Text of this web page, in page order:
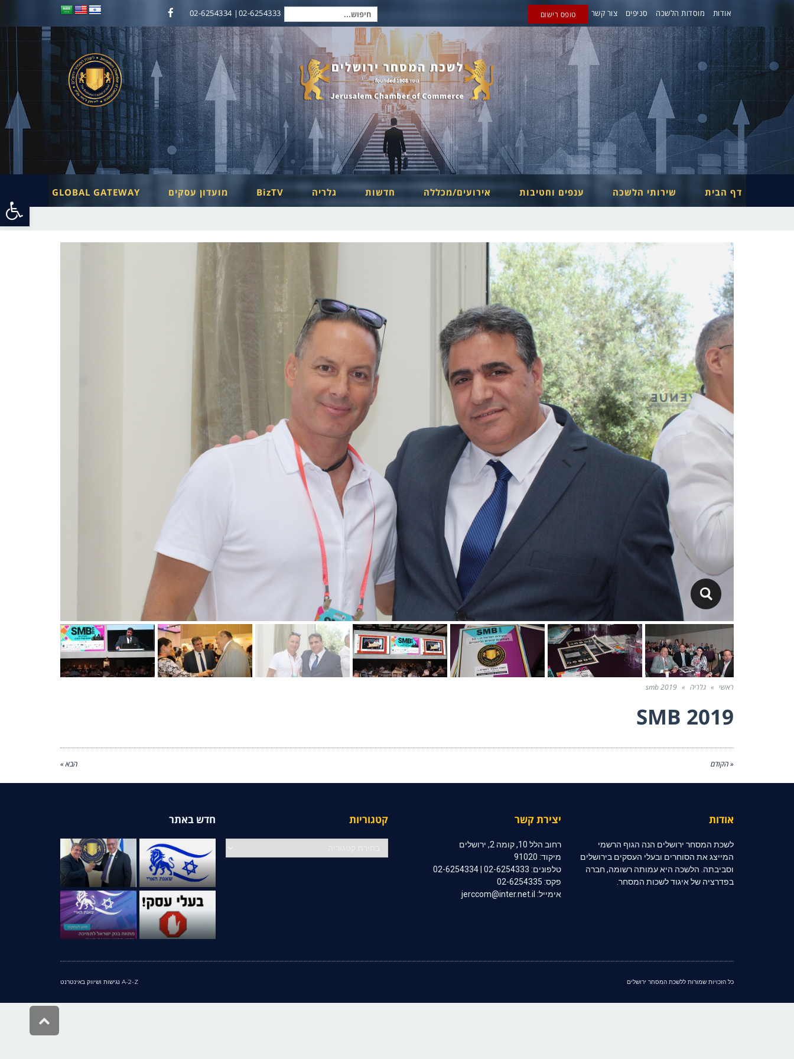
אודות מוסדות הלשכה סניפים צור קשר טופס רישום חיפוש
עבור:
02-6254333| 02-6254334
Facebook
דף הבית שירותי הלשכה ענפים וחטיבות אירועים/מכללה חדשות גלריה BizTV מועדון עסקים GLOBAL GATEWAY
ראשי » גלריה »
smb 2019
SMB 2019
« הקודם הבא »
אודות
לשכת המסחר ירושלים הנה הגוף הרשמי
המייצג את הסוחרים ובעלי העסקים בירושלים
וסביבתה. הלשכה היא עמותה רשומה, חברה
בפדרציה של איגוד לשכות המסחר.
יצירת קשר
רחוב הלל 10, קומה 2, ירושלים
מיקוד: 91020
טלפונים: 02-6254333 | 02-6254334
פקס: 02-6254335
אימייל: jerccom@inter.net.il
קטגוריות חדש באתר
A-2-Z נגישות ושיווק באינטרנט כל הזכויות שמורות ללשכת המסחר ירושלים
לראש